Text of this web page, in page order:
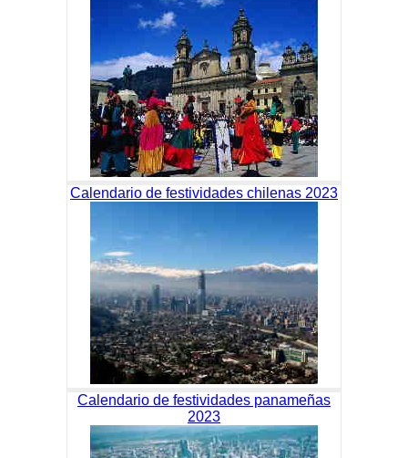
Calendario de festividades chilenas 2023
Calendario de festividades panameñas
2023